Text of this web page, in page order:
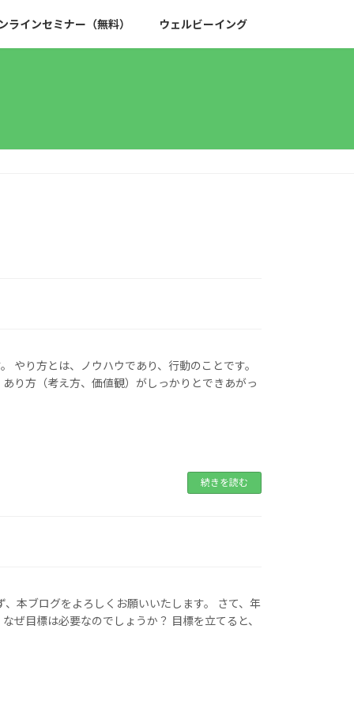
ラインセミナー（無料） ウェルビーイング
やり方とは、ノウハウであり、行動のことです。
り方（考え方、価値観）がしっかりとできあがっ
続きを読む
本ブログをよろしくお願いいたします。 さて、年
ぜ目標は必要なのでしょうか？ 目標を立てると、